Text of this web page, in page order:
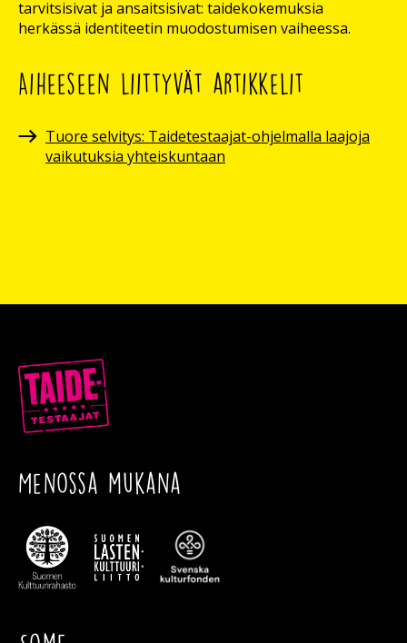
tarvitsisivat ja ansaitsisivat: taidekokemuksia
herkässä identiteetin muodostumisen vaiheessa.
Aiheeseen liittyvät artikkelit
Tuore selvitys: Taidetestaajat-ohjelmalla laajoja
vaikutuksia yhteiskuntaan
Menossa mukana